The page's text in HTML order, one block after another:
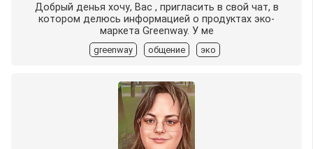
Добрый день‍️я хочу, Вас , пригласить в свой чат, в
котором делюсь информацией о продуктах эко-
маркета Greenway. У ме
greenway общение эко